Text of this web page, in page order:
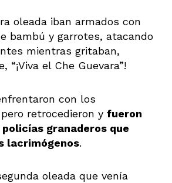
oleada iban armados con
bambú y garrotes, atacando
mientras gritaban,
“¡Viva el Che Guevara”!
con los
retrocedieron y fueron
granaderos que
lacrimógenos.
oleada que venía